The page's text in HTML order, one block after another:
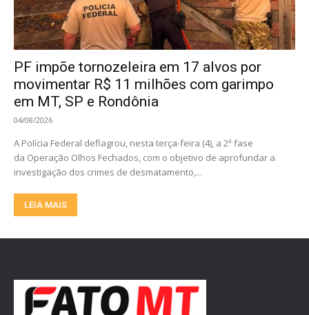
PF impõe tornozeleira em 17 alvos por
movimentar R$ 11 milhões com garimpo
em MT, SP e Rondônia
04/08/2026
A Polícia Federal deflagrou, nesta terça-feira (4), a 2ª fase
da Operação Olhos Fechados, com o objetivo de aprofundar a
investigação dos crimes de desmatamento,...
LEIA MAIS